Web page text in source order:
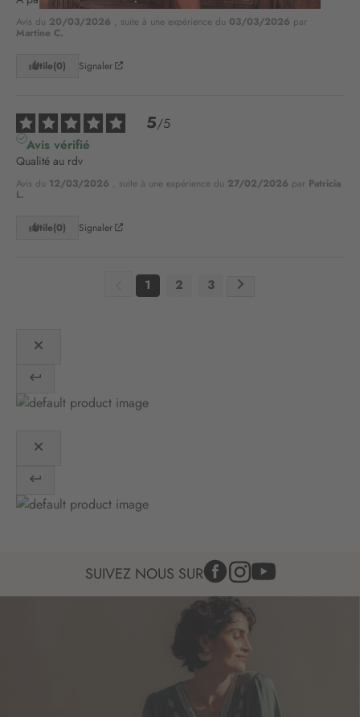
Avis du 20/03/2026 , suite à une expérience du 03/03/2026 par
Martine C.
Utile(0) Signaler
5/5
Avis vérifié
Qualité au rdv
Avis du 12/03/2026 , suite à une expérience du 27/02/2026 par Patricia
L.
Utile(0) Signaler
1 2 3
SUIVEZ NOUS SUR
o
t
e
t
t
r
d
i
: